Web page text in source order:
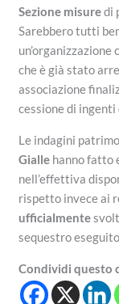
Sezione misuredi
Sarebbero tutti
che è già stato
associazione
cessione di
Le indagini
Gialle hanno fatto
nell’effettiva
rispetto invece ai
ufficialmente
sequestro
Condividi questo